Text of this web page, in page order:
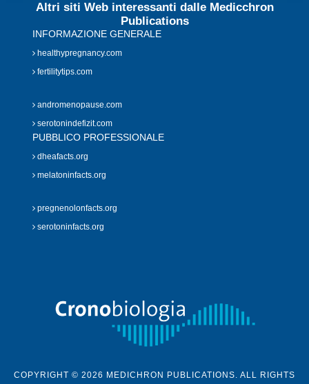
Altri siti Web interessanti dalle Medicchron
Publications
INFORMAZIONE GENERALE
healthypregnancy.com
fertilitytips.com
andromenopause.com
serotonindefizit.com
PUBBLICO PROFESSIONALE
dheafacts.org
melatoninfacts.org
pregnenolonfacts.org
serotoninfacts.org
COPYRIGHT © 2026 MEDICHRON PUBLICATIONS. ALL RIGHTS